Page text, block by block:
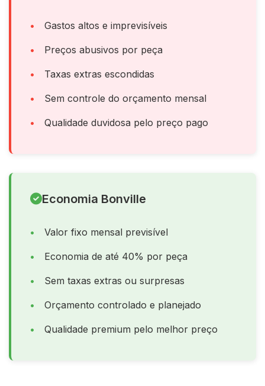
Gastos altos e imprevisíveis
Preços abusivos por peça
Taxas extras escondidas
Sem controle do orçamento mensal
Qualidade duvidosa pelo preço pago
Economia Bonville
Valor fixo mensal previsível
Economia de até 40% por peça
Sem taxas extras ou surpresas
Orçamento controlado e planejado
Qualidade premium pelo melhor preço